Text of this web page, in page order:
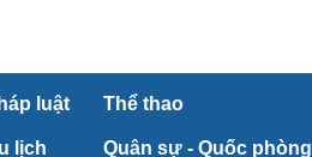
luật Thể thao
lịch Quân sự - Quốc phòng